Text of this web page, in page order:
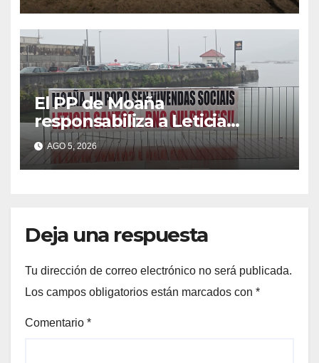
El PP de Moaña
responsabiliza a Leticia
Santos de poner en riesgo la
construcción de viviendas
sociales de As Raíñas
AGO 5, 2026
Deja una respuesta
Tu dirección de correo electrónico no será publicada.
Los campos obligatorios están marcados con *
Comentario *